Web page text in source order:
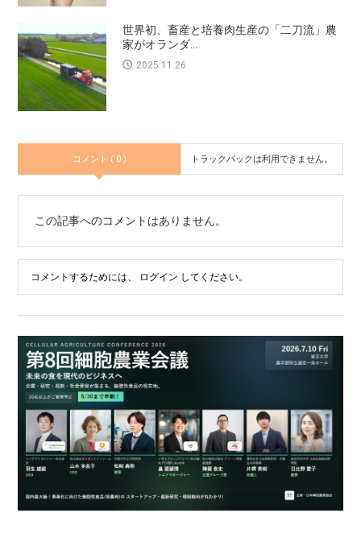
世界初、畜産と培養肉生産の「二刀流」農
家がオランダ...
2025.11.26
コメント ( 0 ) トラックバックは利用できません。
この記事へのコメントはありません。
コメントするためには、 ログイン してください。